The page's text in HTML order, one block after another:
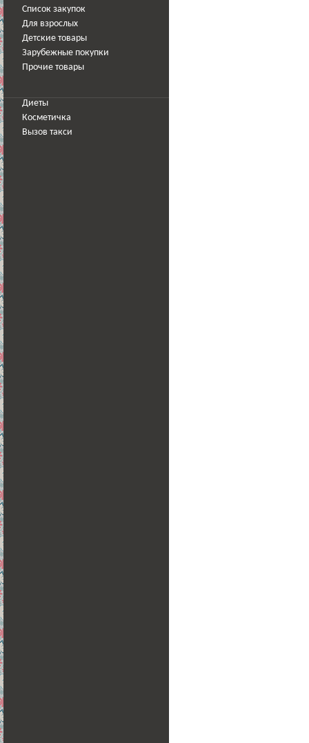
Список закупок
Для взрослых
Детские товары
Зарубежные покупки
Прочие товары
Диеты
Косметичка
Вызов такси